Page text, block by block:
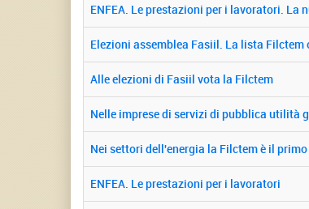
ENFEA. Le prestazioni per i lavoratori. La
Elezioni assemblea Fasiil. La lista
Alle elezioni di Fasiil vota la Filctem
Nelle imprese di servizi di pubblica utilità
Nei settori dell'energia la Filctem è il
ENFEA. Le prestazioni per i lavoratori